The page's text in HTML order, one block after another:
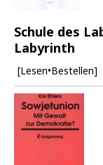
Schule des
Labyrinth
[Lesen•Bestellen]